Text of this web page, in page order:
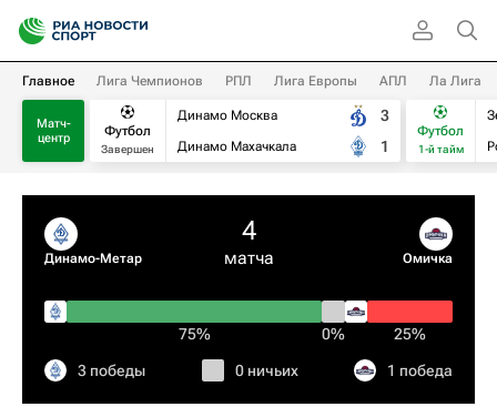
Главное Лига Чемпионов РПЛ Лига Европы АПЛ Ла Лига
Матч-
центр
Футбол
Завершен
Динамо Москва
Динамо Махачкала
3
1
Футбол
1-й тайм
Динамо-Метар
4
матча Омичка
75% 0% 25%
3 победы 0 ничьих 1 победа